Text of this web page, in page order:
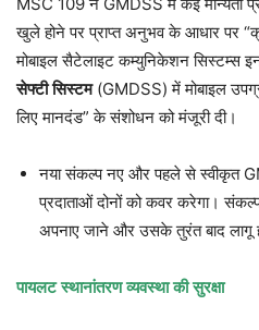
MSC 109 ने GMDSS में कई मान्यता
खुले होने पर प्राप्त अनुभव के आधार पर
मोबाइल सैटेलाइट कम्युनिकेशन सिस्टम्स
सेफ्टी सिस्टम(GMDSS) में मोबाइल
लिए मानदंड” के संशोधन को मंजूरी दी।
नया संकल्प नए और पहले से स्वीकृत
प्रदाताओं दोनों को कवर करेगा।
अपनाए जाने और उसके तुरंत बाद लागू
पायलट स्थानांतरण व्यवस्था की सुरक्षा